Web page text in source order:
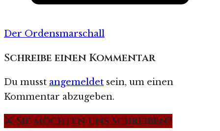
Der Ordensmarschall
Schreibe einen Kommentar
Du musst angemeldet sein, um einen
Kommentar abzugeben.
⚔️ Sie möchten uns schreiben?